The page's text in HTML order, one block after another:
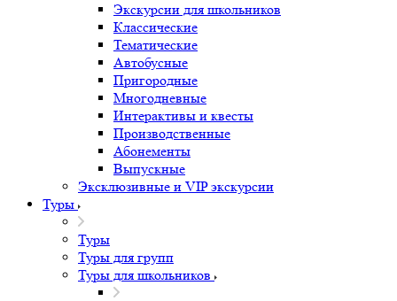
Экскурсии для школьников
Классические
Тематические
Автобусные
Пригородные
Многодневные
Интерактивы и квесты
Производственные
Абонементы
Выпускные
Эксклюзивные и VIP экскурсии
Туры
Туры
Туры для групп
Туры для школьников